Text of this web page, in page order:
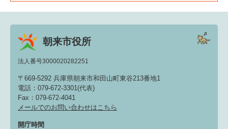
朝来市役所
法人番号3000020282251
〒669-5292 兵庫県朝来市和田山町東谷213番地1
電話：079-672-3301(代表)
Fax：079-672-4041
メールでのお問い合わせはこちら
開庁時間